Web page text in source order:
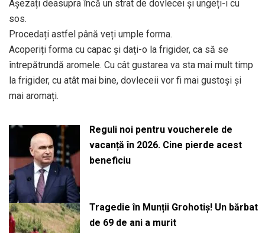
Așezați deasupra încă un strat de dovlecei și ungeți-i cu
sos.
Procedați astfel până veți umple forma.
Acoperiți forma cu capac și dați-o la frigider, ca să se
întrepătrundă aromele. Cu cât gustarea va sta mai mult timp
la frigider, cu atât mai bine, dovleceii vor fi mai gustoși și
mai aromați.
Reguli noi pentru voucherele de
vacanță în 2026. Cine pierde acest
beneficiu
Tragedie în Munții Grohotiș! Un bărbat
de 69 de ani a murit